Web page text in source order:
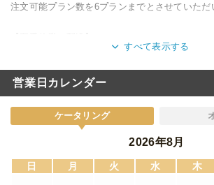
注文可能プラン数を6プランまでとさせていただ
通常通り配達いたします。
すべて表示する
営業日カレンダー
ケータリング
2026年8月
日 月 火 水 木